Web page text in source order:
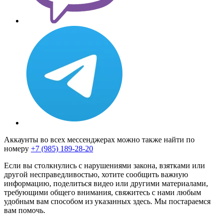
Аккаунты во всех мессенджерах можно также найти по
номеру +7 (985) 189-28-20
Если вы столкнулись с нарушениями закона, взятками или
другой несправедливостью, хотите сообщить важную
информацию, поделиться видео или другими материалами,
требующими общего внимания, свяжитесь с нами любым
удобным вам способом из указанных здесь. Мы постараемся
вам помочь.